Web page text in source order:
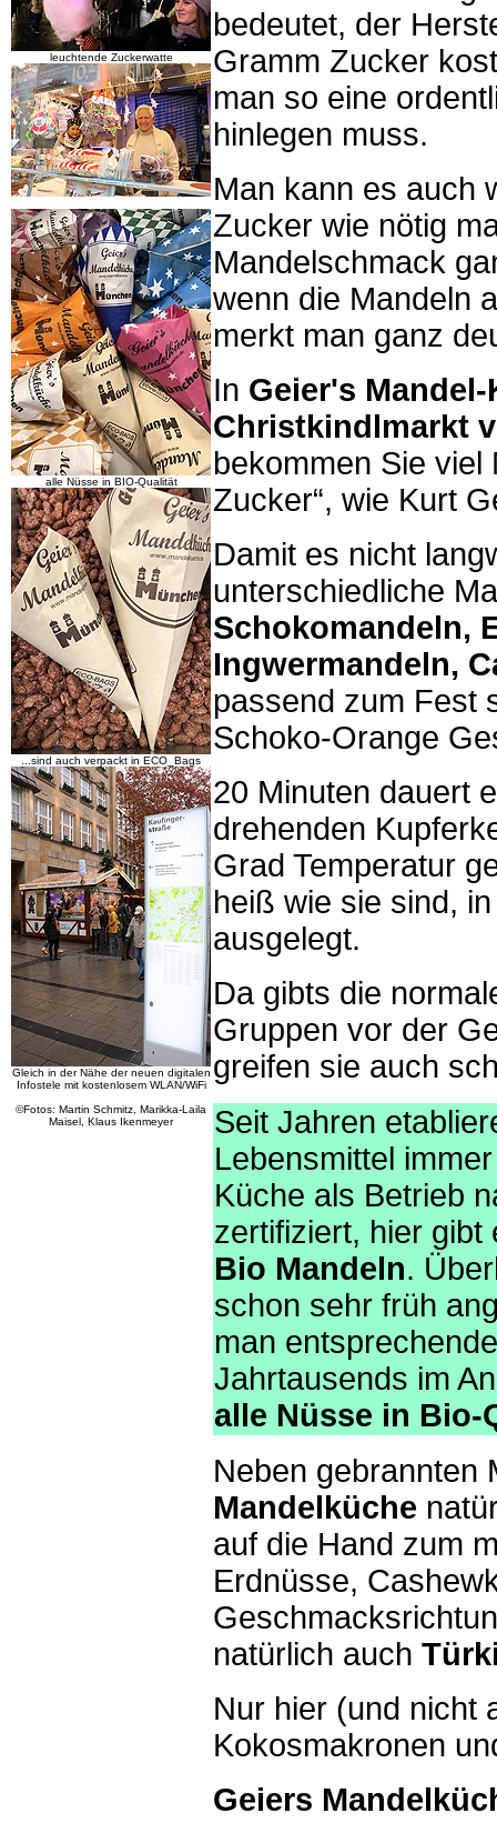
leuchtende Zuckerwatte
alle Nüsse in BIO-Qualität
...sind auch verpackt in ECO_Bags
Gleich in der Nähe der neuen digitalen
Infostele mit kostenlosem WLAN/WiFi
©Fotos: Martin Schmitz, Marikka-Laila
Maisel, Klaus Ikenmeyer
bedeutet, der
Gramm Zucker
man so eine
hinlegen muss.
Man kann es auch
Zucker wie nötig
Mandelschmack
wenn die Mandeln
merkt man ganz
In Geier's
Christkindlmarkt
bekommen Sie viel
Zucker“, wie Kurt
Damit es nicht
unterschiedliche
Schokomandeln,
Ingwermandeln,
passend zum Fest
Schoko-Orange
20 Minuten dauert
drehenden
Grad Temperatur
heiß wie sie sind,
ausgelegt.
Da gibts die
Gruppen vor der
greifen sie auch
Seit Jahren
Lebensmittel
Küche als Betrieb
zertifiziert, hier gibt
Bio Mandeln.
schon sehr früh
man
Jahrtausends im
alle Nüsse in Bio-
Neben gebrannten
Mandelküche
auf die Hand zum
Erdnüsse,
natürlich auch
Nur hier (und nicht
Kokosmakronen
Geiers